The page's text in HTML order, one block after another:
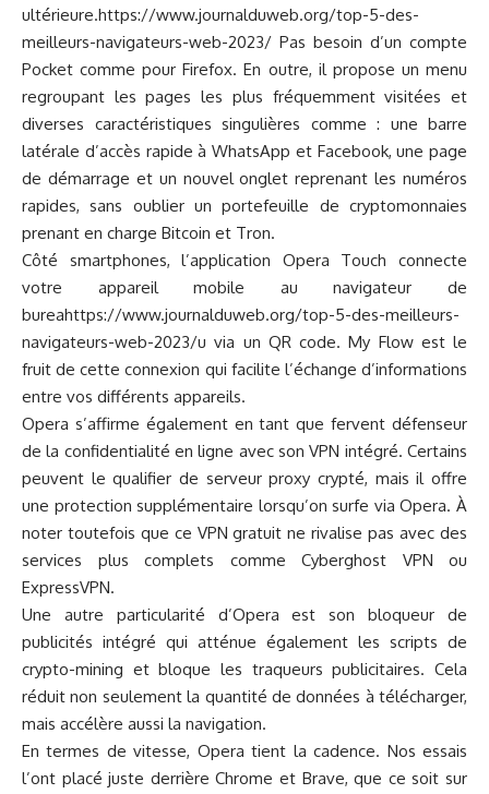
ultérieure.https://www.journalduweb.org/top-5-des-
meilleurs-navigateurs-web-2023/ Pas besoin d’un compte
Pocket comme pour Firefox. En outre, il propose un menu
regroupant les pages les plus fréquemment visitées et
diverses caractéristiques singulières comme : une barre
latérale d’accès rapide à WhatsApp et Facebook, une page
de démarrage et un nouvel onglet reprenant les numéros
rapides, sans oublier un portefeuille de cryptomonnaies
prenant en charge Bitcoin et Tron.
Côté smartphones, l’application Opera Touch connecte
votre appareil mobile au navigateur de
bureahttps://www.journalduweb.org/top-5-des-meilleurs-
navigateurs-web-2023/u via un QR code. My Flow est le
fruit de cette connexion qui facilite l’échange d’informations
entre vos différents appareils.
Opera s’affirme également en tant que fervent défenseur
de la confidentialité en ligne avec son VPN intégré. Certains
peuvent le qualifier de serveur proxy crypté, mais il offre
une protection supplémentaire lorsqu’on surfe via Opera. À
noter toutefois que ce VPN gratuit ne rivalise pas avec des
services plus complets comme Cyberghost VPN ou
ExpressVPN.
Une autre particularité d’Opera est son bloqueur de
publicités intégré qui atténue également les scripts de
crypto-mining et bloque les traqueurs publicitaires. Cela
réduit non seulement la quantité de données à télécharger,
mais accélère aussi la navigation.
En termes de vitesse, Opera tient la cadence. Nos essais
l’ont placé juste derrière Chrome et Brave, que ce soit sur